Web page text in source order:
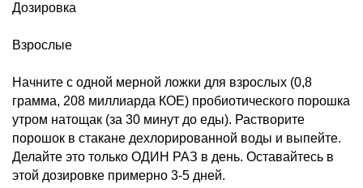
Дозировка
Взрослые
Начните с одной мерной ложки для взрослых (0,8
грамма, 208 миллиарда КОЕ) пробиотического порошка
утром натощак (за 30 минут до еды). Растворите
порошок в стакане дехлорированной воды и выпейте.
Делайте это только ОДИН РАЗ в день. Оставайтесь в
этой дозировке примерно 3-5 дней.